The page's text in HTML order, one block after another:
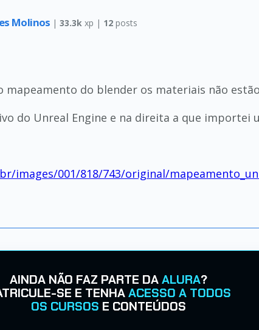
Molinos |33.3k xp | 12 posts
mapeamento do blender os materiais não
do Unreal Engine e na direita a que importei
images/001/818/743/original/
AINDA NÃO FAZ PARTE DAALURA?
SE E TENHAACESSO A TODOS
OS CURSOS E CONTEÚDOS